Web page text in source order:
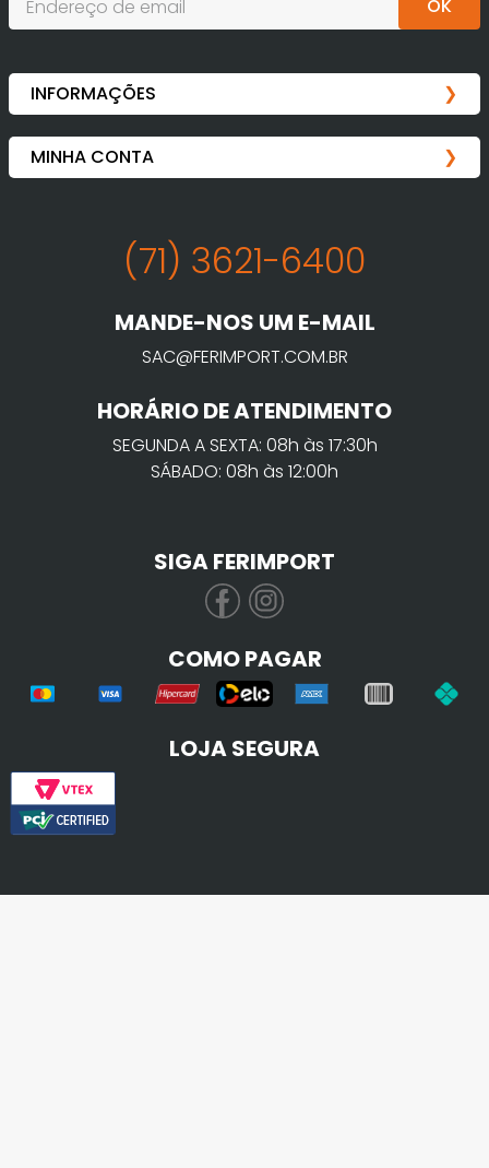
OK
(71) 3621-6400
MANDE-NOS UM E-MAIL
SAC@FERIMPORT.COM.BR
HORÁRIO DE ATENDIMENTO
SEGUNDA A SEXTA: 08h às 17:30h
SÁBADO: 08h às 12:00h
SIGA FERIMPORT
COMO PAGAR
LOJA SEGURA